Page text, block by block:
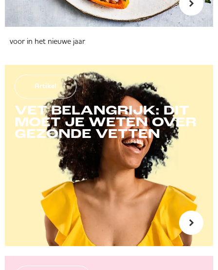
voor in het nieuwe jaar
Artikel
VET BELANGRIJK: DIT
MOET JE WETEN OVER
GEZONDE VETTEN